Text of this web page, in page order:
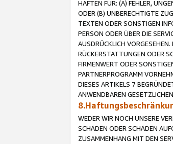
HAFTEN FÜR: (A) FEHLER,
ODER (B) UNBERECHTIGTE
TEXTEN ODER SONSTIGEN
PERSON ODER ÜBER DIE
AUSDRÜCKLICH
RÜCKERSTATTUNGEN ODER
FIRMENWERT ODER
PARTNERPROGRAMM
DIESES ARTIKELS 7
ANWENDBAREN
WEDER WIR NOCH UNSERE
SCHÄDEN ODER SCHÄDEN
ZUSAMMENHANG MIT DEN